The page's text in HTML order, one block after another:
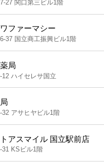
27 関口第三ビル1階
ファーマシー
37 国立商工振興ビル1階
局
ハイセレサ国立
アサヒヤビル1階
アスマイル 国立駅前店
31 KSビル1階